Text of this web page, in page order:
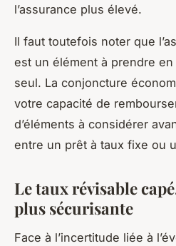
l’assurance plus élevé.
Il faut toutefois noter que
est un élément à prendre
seul. La conjoncture
votre capacité de
d’éléments à considérer
entre un prêt à taux fixe ou
Le taux révisable
plus sécurisante
Face à l’incertitude liée à